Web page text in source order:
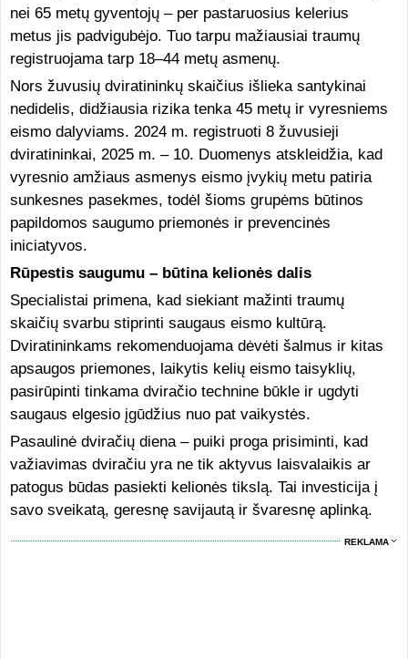
nei 65 metų gyventojų – per pastaruosius kelerius
metus jis padvigubėjo. Tuo tarpu mažiausiai traumų
registruojama tarp 18–44 metų asmenų.
Nors žuvusių dviratininkų skaičius išlieka santykinai
nedidelis, didžiausia rizika tenka 45 metų ir vyresniems
eismo dalyviams. 2024 m. registruoti 8 žuvusieji
dviratininkai, 2025 m. – 10. Duomenys atskleidžia, kad
vyresnio amžiaus asmenys eismo įvykių metu patiria
sunkesnes pasekmes, todėl šioms grupėms būtinos
papildomos saugumo priemonės ir prevencinės
iniciatyvos.
Rūpestis saugumu – būtina kelionės dalis
Specialistai primena, kad siekiant mažinti traumų
skaičių svarbu stiprinti saugaus eismo kultūrą.
Dviratininkams rekomenduojama dėvėti šalmus ir kitas
apsaugos priemones, laikytis kelių eismo taisyklių,
pasirūpinti tinkama dviračio technine būkle ir ugdyti
saugaus elgesio įgūdžius nuo pat vaikystės.
Pasaulinė dviračių diena – puiki proga prisiminti, kad
važiavimas dviračiu yra ne tik aktyvus laisvalaikis ar
patogus būdas pasiekti kelionės tikslą. Tai investicija į
savo sveikatą, geresnę savijautą ir švaresnę aplinką.
REKLAMA